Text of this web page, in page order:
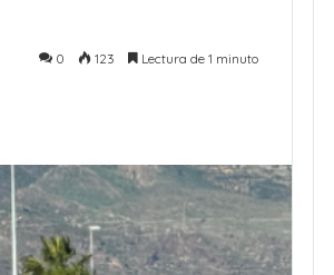
0 123 Lectura de 1 minuto